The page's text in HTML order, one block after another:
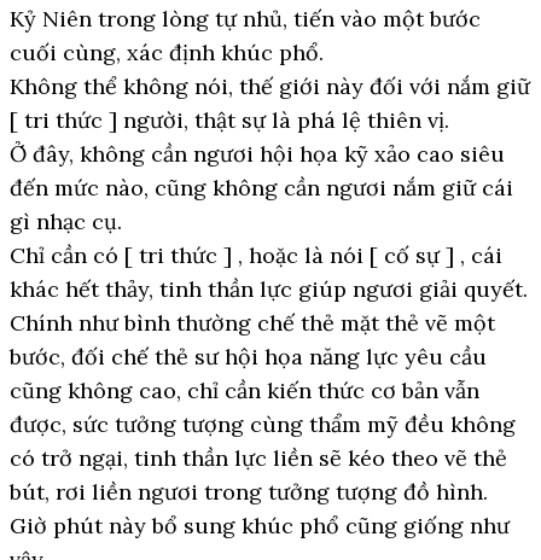
Kỷ Niên trong lòng tự nhủ, tiến vào một bước
cuối cùng, xác định khúc phổ.
Không thể không nói, thế giới này đối với nắm giữ
[ tri thức ] người, thật sự là phá lệ thiên vị.
Ở đây, không cần ngươi hội họa kỹ xảo cao siêu
đến mức nào, cũng không cần ngươi nắm giữ cái
gì nhạc cụ.
Chỉ cần có [ tri thức ] , hoặc là nói [ cố sự ] , cái
khác hết thảy, tinh thần lực giúp ngươi giải quyết.
Chính như bình thường chế thẻ mặt thẻ vẽ một
bước, đối chế thẻ sư hội họa năng lực yêu cầu
cũng không cao, chỉ cần kiến thức cơ bản vẫn
được, sức tưởng tượng cùng thẩm mỹ đều không
có trở ngại, tinh thần lực liền sẽ kéo theo vẽ thẻ
bút, rơi liền ngươi trong tưởng tượng đồ hình.
Giờ phút này bổ sung khúc phổ cũng giống như